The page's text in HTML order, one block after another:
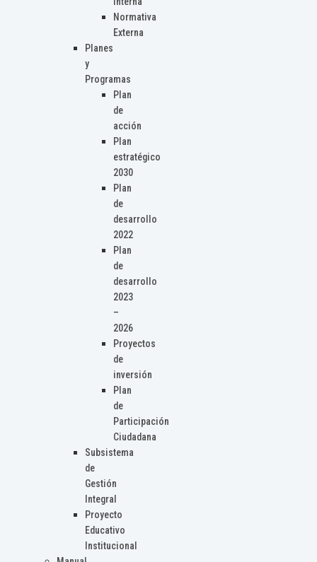
Normativa
Externa
Planes
y
Programas
Plan
de
acción
Plan
estratégico
2030
Plan
de
desarrollo
2022
Plan
de
desarrollo
2023
–
2026
Proyectos
de
inversión
Plan
de
Participación
Ciudadana
Subsistema
de
Gestión
Integral
Proyecto
Educativo
Institucional